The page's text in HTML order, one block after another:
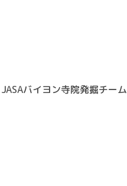
JASAバイヨン寺院発掘チーム